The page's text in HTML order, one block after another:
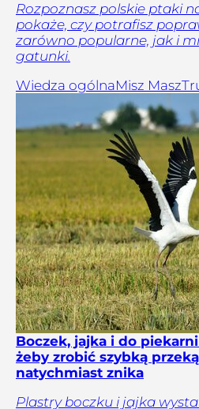
Rozpoznasz polskie ptaki
pokaże, czy potrafisz
zarówno popularne, jak i
gatunki.
Wiedza ogólnaMisz Masz
Boczek, jajka i do
żeby zrobić szybką
natychmiast znika
Plastry boczku i jajka